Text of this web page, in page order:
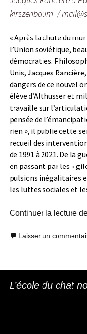
kirszenbaum /
« Après la chute du
l’Union soviétique,
démocraties.
Unis, Jacques
dangers de ce nouvel
élève d’Althusser et
travaille sur
pensée de
rien », il publie cette
recueil des
de 1991 à 2021. De la
en passant par les «
pulsions inégalitaires
les luttes sociales et
Continuer la lecture de
Laisser un
L’école du chat